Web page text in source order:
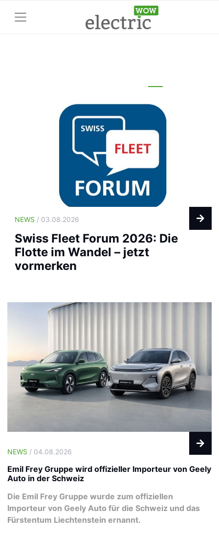
NEWS / 03.08.2026
Swiss Fleet Forum 2026: Die
Flotte im Wandel – jetzt
vormerken
NEWS / 04.08.2026
Emil Frey Gruppe wird offizieller Importeur von Geely
Auto in der Schweiz
Die Emil Frey Gruppe wurde zum offiziellen
Importeur von Geely Auto für die Schweiz und das
Fürstentum Liechtenstein ernannt.